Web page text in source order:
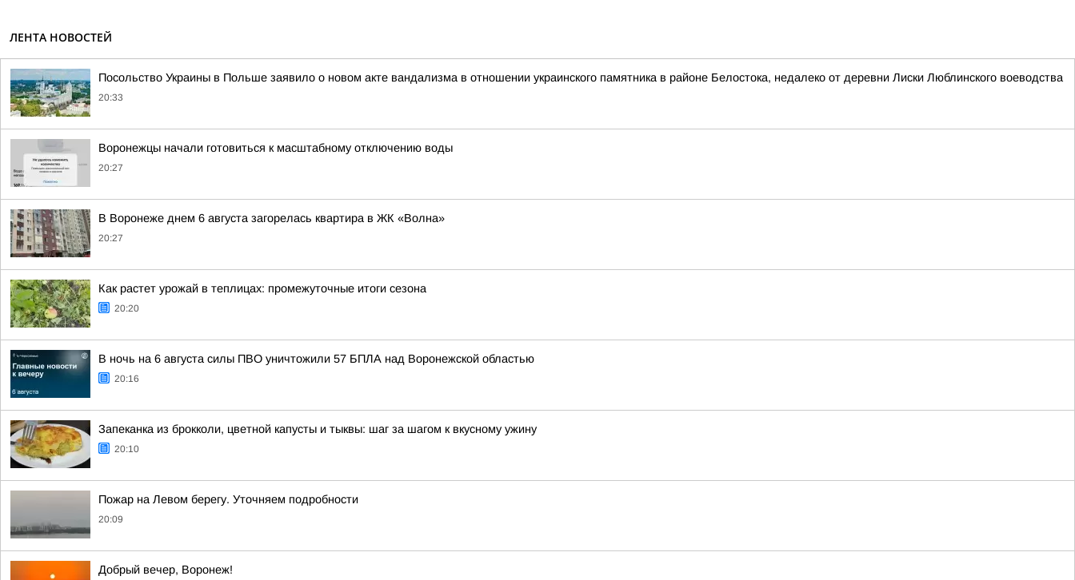
ЛЕНТА НОВОСТЕЙ
Посольство Украины в Польше заявило о новом акте вандализма в отношении украинского памятника в районе Белостока, недалеко от деревни Лиски Люблинского воеводства
20:33
Воронежцы начали готовиться к масштабному отключению воды
20:27
В Воронеже днем 6 августа загорелась квартира в ЖК «Волна»
20:27
Как растет урожай в теплицах: промежуточные итоги сезона
20:20
В ночь на 6 августа силы ПВО уничтожили 57 БПЛА над Воронежской областью
20:16
Запеканка из брокколи, цветной капусты и тыквы: шаг за шагом к вкусному ужину
20:10
Пожар на Левом берегу. Уточняем подробности
20:09
Добрый вечер, Воронеж!